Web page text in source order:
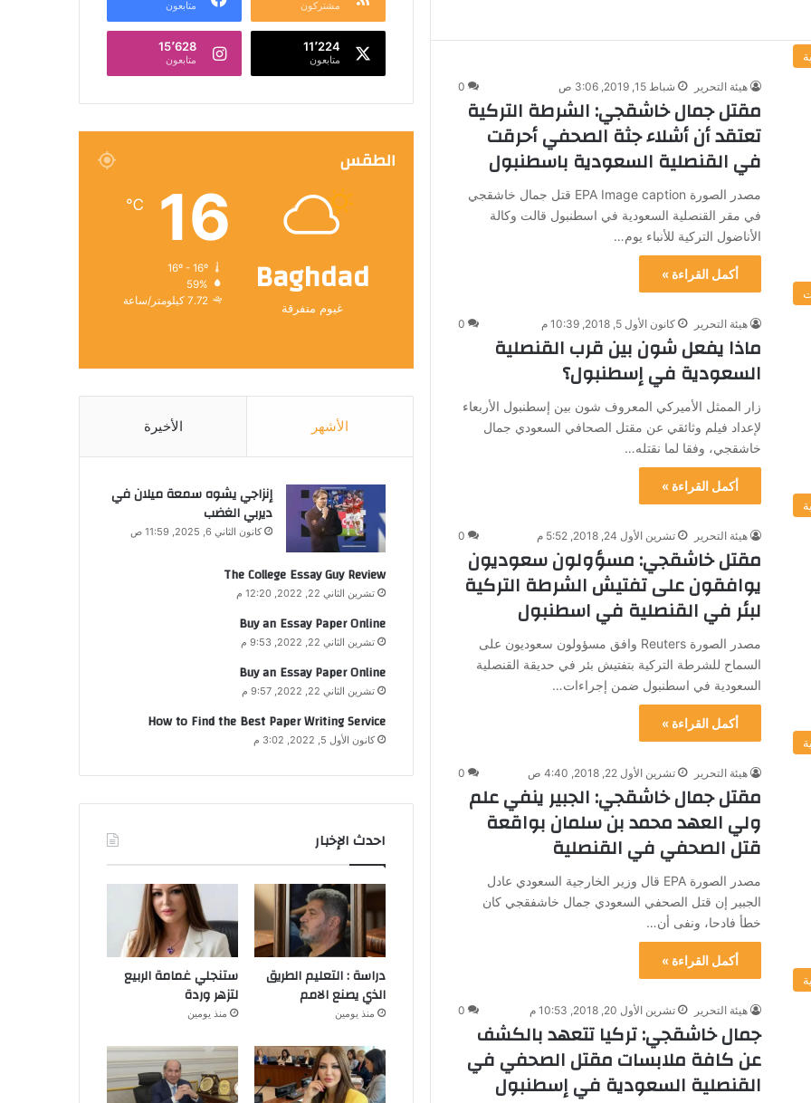
هيئة التحرير شباط 15, 2019, 3:06 ص 0
مقتل جمال خاشقجي: الشرطة التركية
تعتقد أن أشلاء جثة الصحفي أحرقت
في القنصلية السعودية باسطنبول
مصدر الصورة EPA Image caption قتل جمال خاشقجي
في مقر القنصلية السعودية في اسطنبول قالت وكالة
الأناضول التركية للأنباء يوم…
أكمل القراءة »
هيئة التحرير كانون الأول 5, 2018, 10:39 م 0
ماذا يفعل شون بين قرب القنصلية
السعودية في إسطنبول؟
زار الممثل الأميركي المعروف شون بين إسطنبول الأربعاء
لإعداد فيلم وثائقي عن مقتل الصحافي السعودي جمال
خاشقجي، وفقا لما نقتله…
أكمل القراءة »
هيئة التحرير تشرين الأول 24, 2018, 5:52 م 0
مقتل خاشقجي: مسؤولون سعوديون
يوافقون على تفتيش الشرطة التركية
لبئر في القنصلية في اسطنبول
مصدر الصورة Reuters وافق مسؤولون سعوديون على
السماح للشرطة التركية بتفتيش بئر في حديقة القنصلية
السعودية في اسطنبول ضمن إجراءات…
أكمل القراءة »
هيئة التحرير تشرين الأول 22, 2018, 4:40 ص 0
مقتل جمال خاشقجي: الجبير ينفي علم
ولي العهد محمد بن سلمان بواقعة
قتل الصحفي في القنصلية
مصدر الصورة EPA قال وزير الخارجية السعودي عادل
الجبير إن قتل الصحفي السعودي جمال خاشفقجي كان
خطأ فادحا، ونفى أن…
أكمل القراءة »
هيئة التحرير تشرين الأول 20, 2018, 10:53 م 0
جمال خاشقجي: تركيا تتعهد بالكشف
عن كافة ملابسات مقتل الصحفي في
القنصلية السعودية في إسطنبول
مشتركون متابعون
11٬224
متابعون
15٬628
متابعون
الطقس
Baghdad
غيوم متفرقة
16
℃
16º - 16º
59%
7.72 كيلومتر/ساعة
الأشهر الأخيرة
إنزاجي يشوه سمعة ميلان في
ديربي الغضب
كانون الثاني 6, 2025, 11:59 ص
The College Essay Guy Review
تشرين الثاني 22, 2022, 12:20 م
Buy an Essay Paper Online
تشرين الثاني 22, 2022, 9:53 م
Buy an Essay Paper Online
تشرين الثاني 22, 2022, 9:57 م
How to Find the Best Paper Writing Service
كانون الأول 5, 2022, 3:02 م
احدث الإخبار
دراسة : التعليم الطريق
الذي يصنع الامم
منذ يومين
ستنجلي غمامة الربيع
لتزهر وردة
منذ يومين